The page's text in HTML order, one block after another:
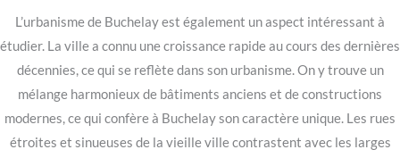
L’urbanisme de Buchelay est également un aspect intéressant à
étudier. La ville a connu une croissance rapide au cours des dernières
décennies, ce qui se reflète dans son urbanisme. On y trouve un
mélange harmonieux de bâtiments anciens et de constructions
modernes, ce qui confère à Buchelay son caractère unique. Les rues
étroites et sinueuses de la vieille ville contrastent avec les larges